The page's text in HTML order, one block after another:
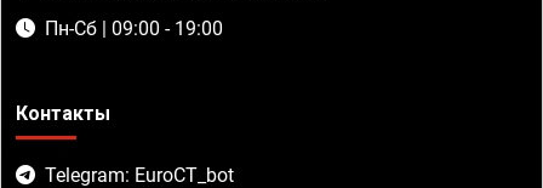
Пн-Сб | 09:00 - 19:00
Контакты
Telegram: EuroCT_bot